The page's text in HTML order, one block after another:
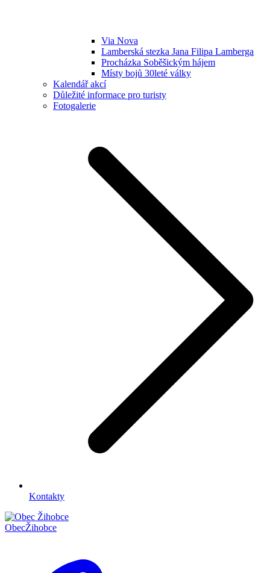
Via Nova
Lamberská stezka Jana Filipa Lamberga
Procházka Soběšickým hájem
Místy bojů 30leté války
Kalendář akcí
Důležité informace pro turisty
Fotogalerie
Kontakty
ObecŽihobce